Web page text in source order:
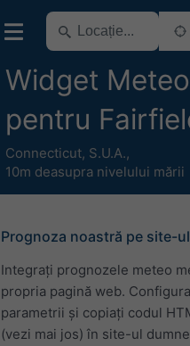
Widget
pentru
Connecticut, S.U.A.,
10m deasupra nivelului mării
Prognoza noastră pe site-
Integrați prognozele meteo
propria pagină web.
parametrii și copiați codul
(vezi mai jos) în site-ul